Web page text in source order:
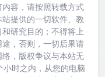
容，请按照转载方式
提供的一切软件、教
研究目的；不得将上
，否则，一切后果请
，版权争议与本站无
时之内，从您的电脑